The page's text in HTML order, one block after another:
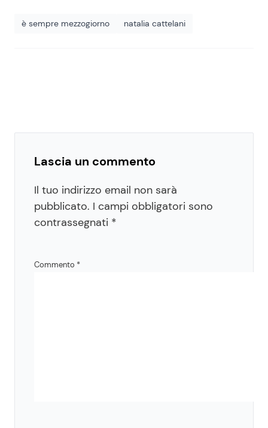
è sempre mezzogiorno natalia cattelani
Lascia un commento
Il tuo indirizzo email non sarà
pubblicato. I campi obbligatori sono
contrassegnati *
Commento *